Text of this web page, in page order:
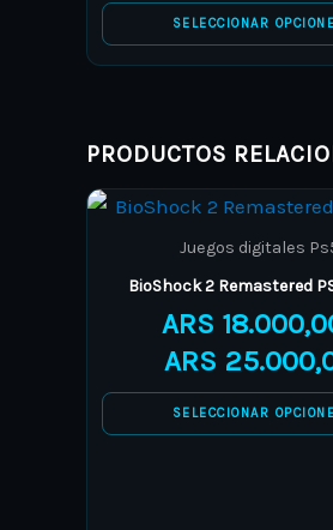
SELECCIONARbe
chosen
product
page
PRODUCTOS
Juegos digitales
BioShock 2 Remastered
ARS
ARS
SELECCIONAR
This
product
The
options
may